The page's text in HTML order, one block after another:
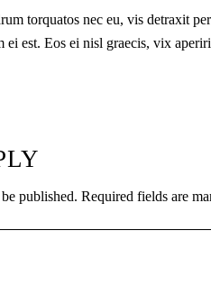
torquatos nec eu, vis detraxit
ei est. Eos ei nisl graecis, vix
published. Required fields are